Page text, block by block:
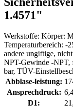
1.4571"
Werkstoffe: Körper:
Temperaturbereich: -
andere ungiftige,
NPT-Gewinde -NPT,
bar, TÜV-
Abblase-leistung:
Ansprechdruck:
D1: